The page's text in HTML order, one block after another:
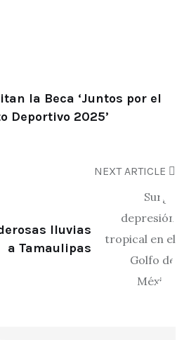
la Beca ‘Juntos por el
Deportivo 2025’
NEXT ARTICLE
lluvias
a Tamaulipas